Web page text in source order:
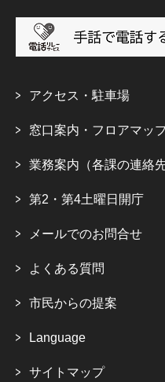
アクセス・駐車場
窓口案内・フロアマッ
業務案内（各課の連絡先
第2・第4土曜日開庁
メールでのお問合せ
よくある質問
市民からの提案
Language
サイトマップ